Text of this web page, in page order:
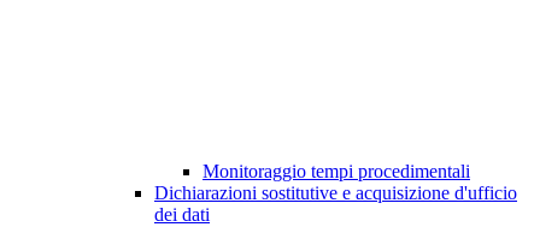
Monitoraggio tempi procedimentali
Dichiarazioni sostitutive e acquisizione d'ufficio
dei dati